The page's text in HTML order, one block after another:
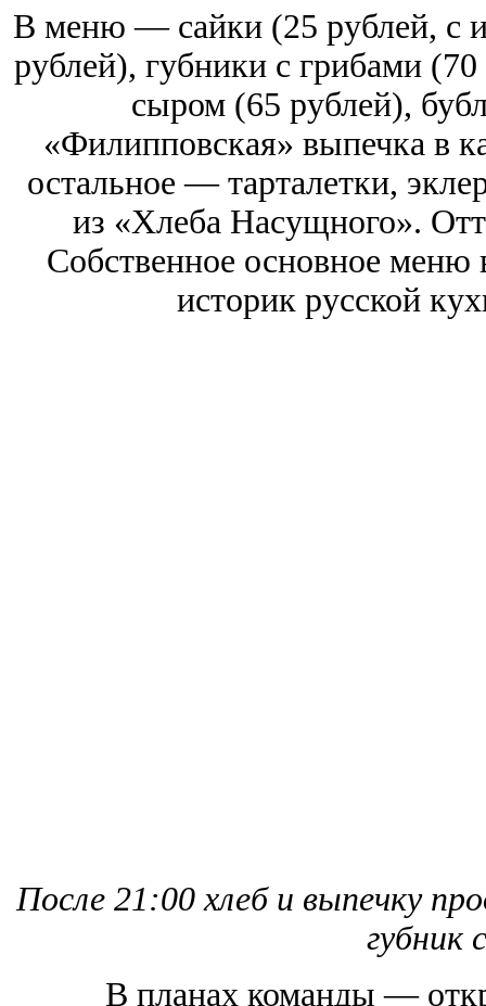
В меню — сайки (25 рублей, с
рублей), губники с грибами
сыром (65 рублей),
«Филипповская» выпечка в
остальное — тарталетки,
из «Хлеба Насущного».
Собственное основное
историк русской
После 21:00 хлеб и выпечку
губник
В планах команды —